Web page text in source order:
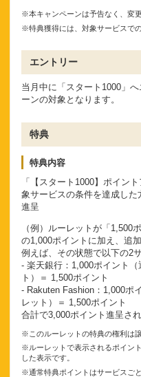
※本キャンペーンは予告なく、変
※特典獲得には、対象サービスで
エントリー
当月中に「スタート1000」
ーンの対象となります。
特典
特典内容
「【スタート1000】ポイン
象サービスの条件を達成し
進呈
（例）ルーレットが「1,500
の1,000ポイントに加え、追
例えば、その状態で以下の2
- 楽天銀行：1,000ポイント
ト）＝ 1,500ポイント
- Rakuten Fashion：1,000ポ
レット）＝ 1,500ポイント
合計で3,000ポイント進呈され
※このルーレットの特典の権利は
※ルーレットで表示されるポイン
した表示です。
※通常特典ポイントはサービスご